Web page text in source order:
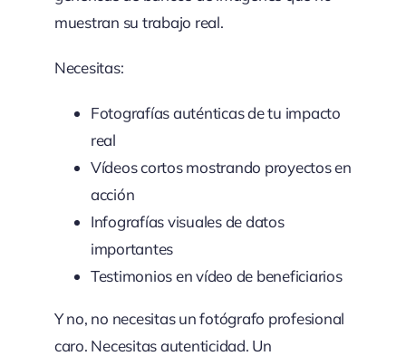
muestran su trabajo real.
Necesitas:
Fotografías auténticas de tu impacto
real
Vídeos cortos mostrando proyectos en
acción
Infografías visuales de datos
importantes
Testimonios en vídeo de beneficiarios
Y no, no necesitas un fotógrafo profesional
caro. Necesitas autenticidad. Un